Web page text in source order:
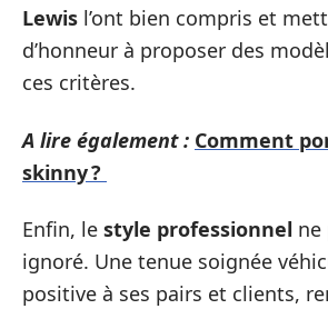
Lewis l’ont bien compris et
d’honneur à proposer des
ces critères.
A lire également : Comment
skinny ?
Enfin, le style professionnel ne
ignoré. Une tenue soignée
positive à ses pairs et clients,